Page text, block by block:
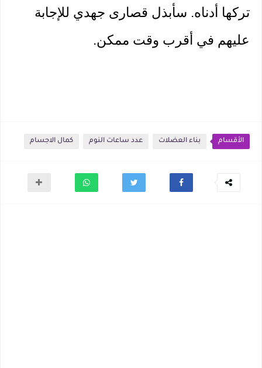
عليهم في أقرب وقت ممكن.
الأقسام بناء العضلات عدد ساعات النوم كمال الاجسام